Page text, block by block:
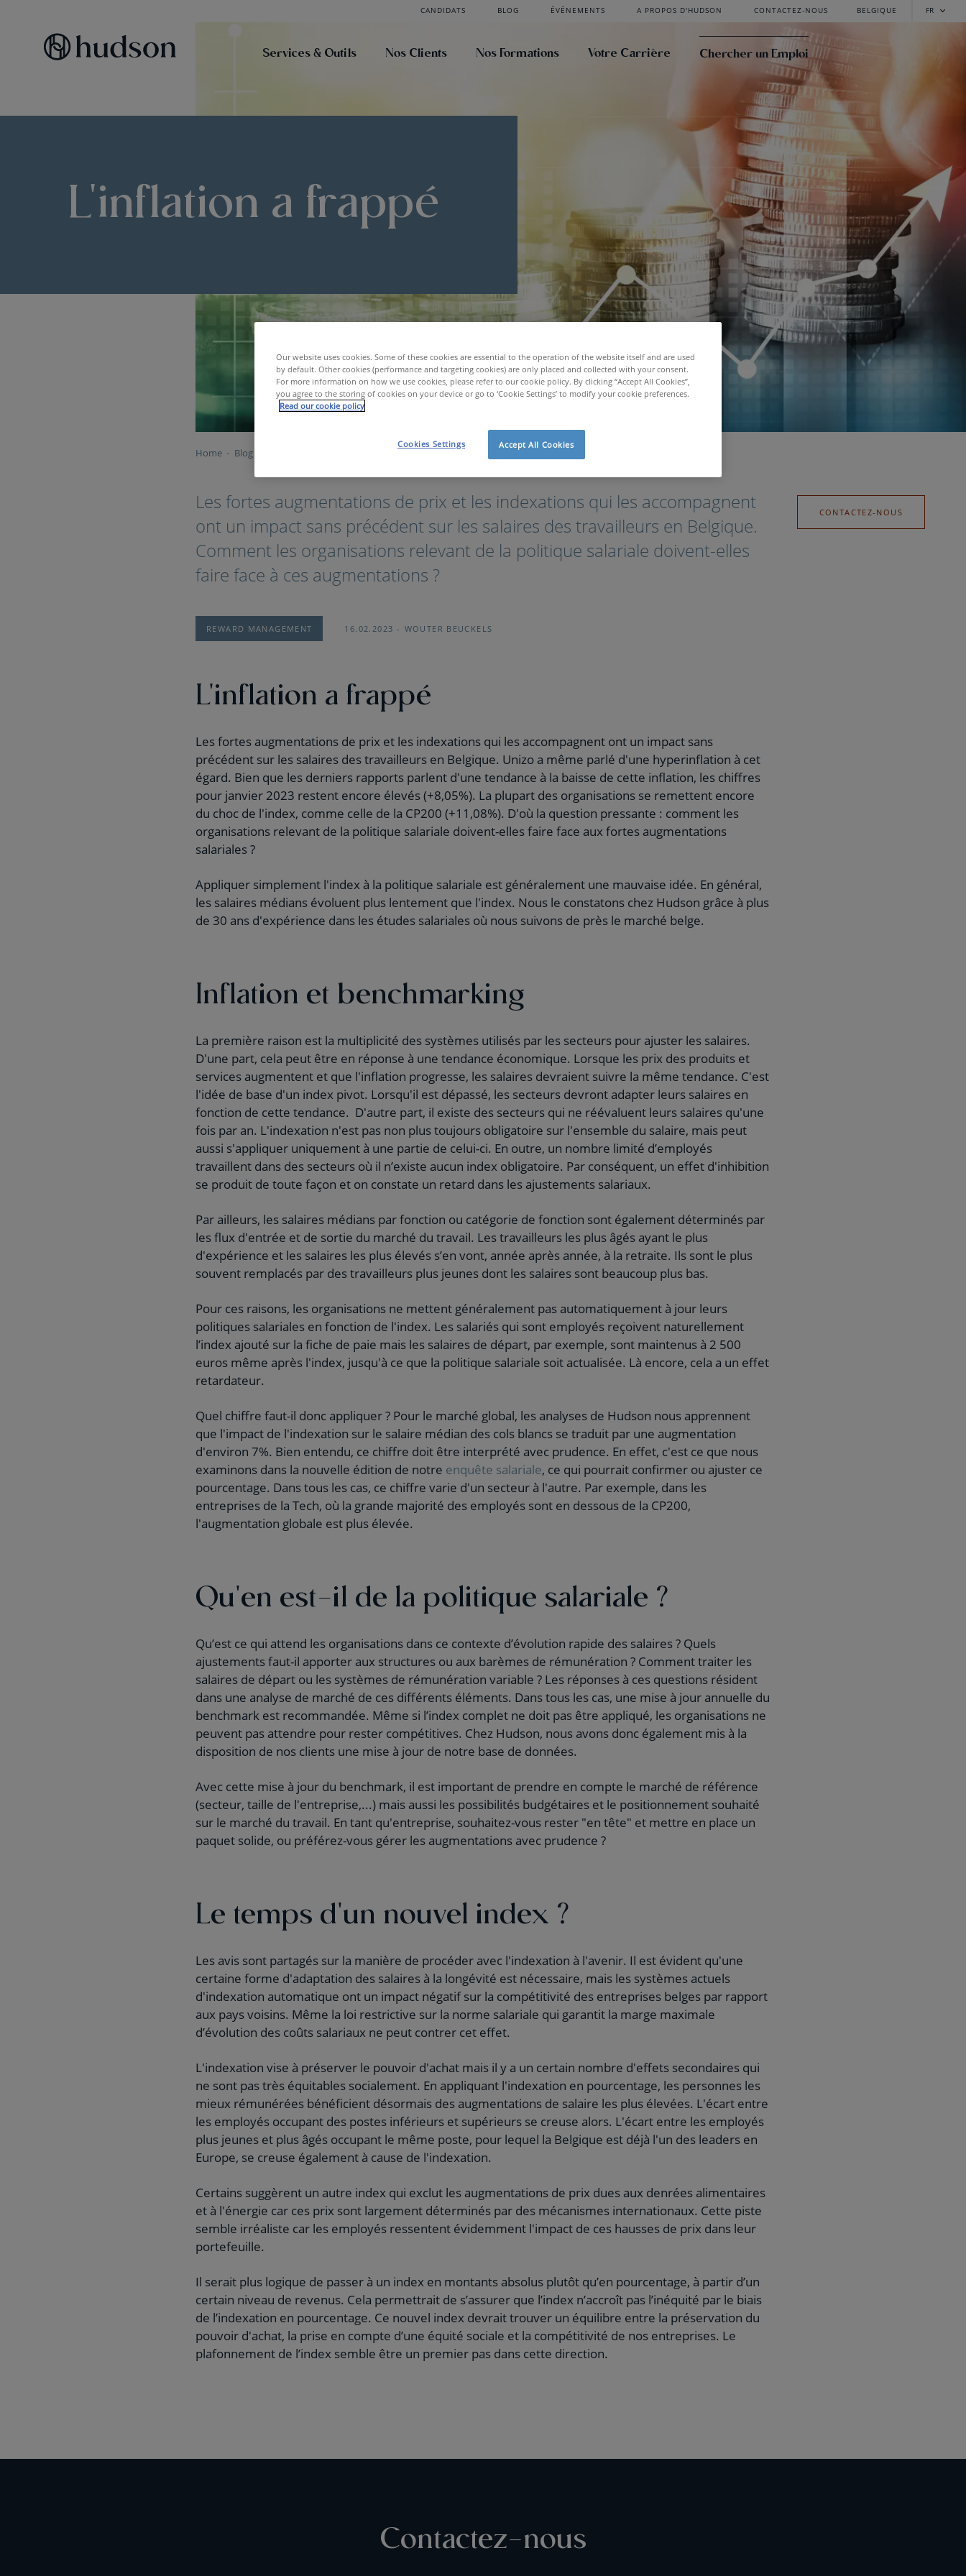
CANDIDATS BLOG ÉVÉNEMENTS A PROPOS D'HUDSON CONTACTEZ-NOUS BELGIQUE FR
Services & Outils Nos Clients Nos Formations Votre Carrière Chercher un Emploi
L'inflation a frappé
Home Blog
Les fortes augmentations de prix et les indexations qui les accompagnent
ont un impact sans précédent sur les salaires des travailleurs en Belgique.
Comment les organisations relevant de la politique salariale doivent-elles
faire face à ces augmentations ?
CONTACTEZ-NOUS
REWARD MANAGEMENT 16.02.2023 WOUTER BEUCKELS
L'inflation a frappé
Les fortes augmentations de prix et les indexations qui les accompagnent ont un impact sans
précédent sur les salaires des travailleurs en Belgique. Unizo a même parlé d'une hyperinflation à cet
égard. Bien que les derniers rapports parlent d'une tendance à la baisse de cette inflation, les chiffres
pour janvier 2023 restent encore élevés (+8,05%). La plupart des organisations se remettent encore
du choc de l'index, comme celle de la CP200 (+11,08%). D'où la question pressante : comment les
organisations relevant de la politique salariale doivent-elles faire face aux fortes augmentations
salariales ?
Appliquer simplement l'index à la politique salariale est généralement une mauvaise idée. En général,
les salaires médians évoluent plus lentement que l'index. Nous le constatons chez Hudson grâce à plus
de 30 ans d'expérience dans les études salariales où nous suivons de près le marché belge.
Inflation et benchmarking
La première raison est la multiplicité des systèmes utilisés par les secteurs pour ajuster les salaires.
D'une part, cela peut être en réponse à une tendance économique. Lorsque les prix des produits et
services augmentent et que l'inflation progresse, les salaires devraient suivre la même tendance. C'est
l'idée de base d'un index pivot. Lorsqu'il est dépassé, les secteurs devront adapter leurs salaires en
fonction de cette tendance. D'autre part, il existe des secteurs qui ne réévaluent leurs salaires qu'une
fois par an. L'indexation n'est pas non plus toujours obligatoire sur l'ensemble du salaire, mais peut
aussi s'appliquer uniquement à une partie de celui-ci. En outre, un nombre limité d’employés
travaillent dans des secteurs où il n’existe aucun index obligatoire. Par conséquent, un effet d'inhibition
se produit de toute façon et on constate un retard dans les ajustements salariaux.
Par ailleurs, les salaires médians par fonction ou catégorie de fonction sont également déterminés par
les flux d'entrée et de sortie du marché du travail. Les travailleurs les plus âgés ayant le plus
d'expérience et les salaires les plus élevés s’en vont, année après année, à la retraite. Ils sont le plus
souvent remplacés par des travailleurs plus jeunes dont les salaires sont beaucoup plus bas.
Pour ces raisons, les organisations ne mettent généralement pas automatiquement à jour leurs
politiques salariales en fonction de l'index. Les salariés qui sont employés reçoivent naturellement
l’index ajouté sur la fiche de paie mais les salaires de départ, par exemple, sont maintenus à 2 500
euros même après l'index, jusqu'à ce que la politique salariale soit actualisée. Là encore, cela a un effet
retardateur.
Quel chiffre faut-il donc appliquer ? Pour le marché global, les analyses de Hudson nous apprennent
que l'impact de l'indexation sur le salaire médian des cols blancs se traduit par une augmentation
d'environ 7%. Bien entendu, ce chiffre doit être interprété avec prudence. En effet, c'est ce que nous
examinons dans la nouvelle édition de notre enquête salariale, ce qui pourrait confirmer ou ajuster ce
pourcentage. Dans tous les cas, ce chiffre varie d'un secteur à l'autre. Par exemple, dans les
entreprises de la Tech, où la grande majorité des employés sont en dessous de la CP200,
l'augmentation globale est plus élevée.
Qu'en est-il de la politique salariale ?
Qu’est ce qui attend les organisations dans ce contexte d’évolution rapide des salaires ? Quels
ajustements faut-il apporter aux structures ou aux barèmes de rémunération ? Comment traiter les
salaires de départ ou les systèmes de rémunération variable ? Les réponses à ces questions résident
dans une analyse de marché de ces différents éléments. Dans tous les cas, une mise à jour annuelle du
benchmark est recommandée. Même si l’index complet ne doit pas être appliqué, les organisations ne
peuvent pas attendre pour rester compétitives. Chez Hudson, nous avons donc également mis à la
disposition de nos clients une mise à jour de notre base de données.
Avec cette mise à jour du benchmark, il est important de prendre en compte le marché de référence
(secteur, taille de l'entreprise,...) mais aussi les possibilités budgétaires et le positionnement souhaité
sur le marché du travail. En tant qu'entreprise, souhaitez-vous rester "en tête" et mettre en place un
paquet solide, ou préférez-vous gérer les augmentations avec prudence ?
Le temps d'un nouvel index ?
Les avis sont partagés sur la manière de procéder avec l'indexation à l'avenir. Il est évident qu'une
certaine forme d'adaptation des salaires à la longévité est nécessaire, mais les systèmes actuels
d'indexation automatique ont un impact négatif sur la compétitivité des entreprises belges par rapport
aux pays voisins. Même la loi restrictive sur la norme salariale qui garantit la marge maximale
d’évolution des coûts salariaux ne peut contrer cet effet.
L'indexation vise à préserver le pouvoir d'achat mais il y a un certain nombre d'effets secondaires qui
ne sont pas très équitables socialement. En appliquant l'indexation en pourcentage, les personnes les
mieux rémunérées bénéficient désormais des augmentations de salaire les plus élevées. L'écart entre
les employés occupant des postes inférieurs et supérieurs se creuse alors. L'écart entre les employés
plus jeunes et plus âgés occupant le même poste, pour lequel la Belgique est déjà l'un des leaders en
Europe, se creuse également à cause de l'indexation.
Certains suggèrent un autre index qui exclut les augmentations de prix dues aux denrées alimentaires
et à l'énergie car ces prix sont largement déterminés par des mécanismes internationaux. Cette piste
semble irréaliste car les employés ressentent évidemment l'impact de ces hausses de prix dans leur
portefeuille.
Il serait plus logique de passer à un index en montants absolus plutôt qu’en pourcentage, à partir d’un
certain niveau de revenus. Cela permettrait de s’assurer que l’index n’accroît pas l’inéquité par le biais
de l’indexation en pourcentage. Ce nouvel index devrait trouver un équilibre entre la préservation du
pouvoir d'achat, la prise en compte d’une équité sociale et la compétitivité de nos entreprises. Le
plafonnement de l’index semble être un premier pas dans cette direction.
Contactez-nous
Our website uses cookies. Some of these cookies are essential to the operation of the website itself and are used
by default. Other cookies (performance and targeting cookies) are only placed and collected with your consent.
For more information on how we use cookies, please refer to our cookie policy. By clicking “Accept All Cookies”,
you agree to the storing of cookies on your device or go to ‘Cookie Settings’ to modify your cookie preferences.
Read our cookie policy
Accept All Cookies
Cookies Settings